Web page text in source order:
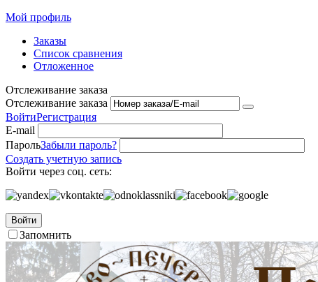
Мой профиль
Заказы
Список сравнения
Отложенное
Отслеживание заказа
Отслеживание заказа
ВойтиРегистрация
E-mail
ПарольЗабыли пароль?
Создать учетную запись
Войти через соц. сеть:
Войти
Запомнить